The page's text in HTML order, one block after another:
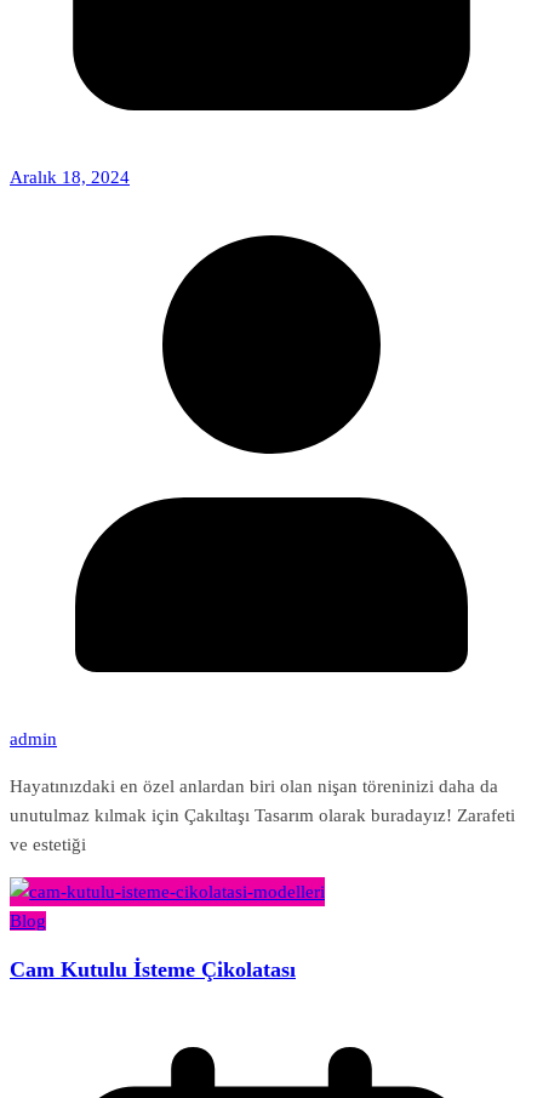
Aralık 18, 2024
admin
Hayatınızdaki en özel anlardan biri olan nişan töreninizi daha da
unutulmaz kılmak için Çakıltaşı Tasarım olarak buradayız! Zarafeti
ve estetiği
Blog
Cam Kutulu İsteme Çikolatası